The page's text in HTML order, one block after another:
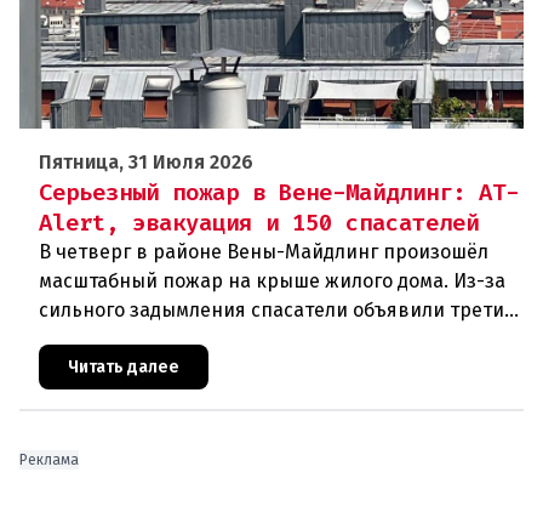
Пятница, 31 Июля 2026
Серьезный пожар в Вене-Майдлинг: AT-
Alert, эвакуация и 150 спасателей
В четверг в районе Вены-Майдлинг произошёл
масштабный пожар на крыше жилого дома. Из-за
сильного задымления спасатели объявили третий
уровень тревоги и задействовали 36 единиц
техники. Огонь удалось п
Читать далее
Реклама